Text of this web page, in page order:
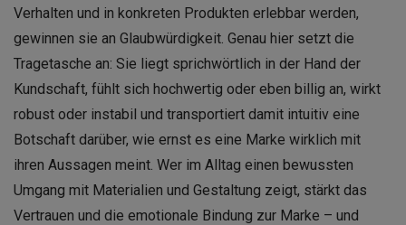
Verhalten und in konkreten Produkten erlebbar werden,
gewinnen sie an Glaubwürdigkeit. Genau hier setzt die
Tragetasche an: Sie liegt sprichwörtlich in der Hand der
Kundschaft, fühlt sich hochwertig oder eben billig an, wirkt
robust oder instabil und transportiert damit intuitiv eine
Botschaft darüber, wie ernst es eine Marke wirklich mit
ihren Aussagen meint. Wer im Alltag einen bewussten
Umgang mit Materialien und Gestaltung zeigt, stärkt das
Vertrauen und die emotionale Bindung zur Marke – und